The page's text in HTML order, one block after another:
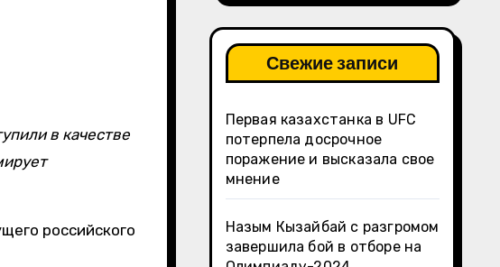
в качестве
российского
Свежие записи
Первая казахстанка в UFC
потерпела досрочное
поражение и высказала свое
мнение
Назым Кызайбай с разгромом
завершила бой в отборе на